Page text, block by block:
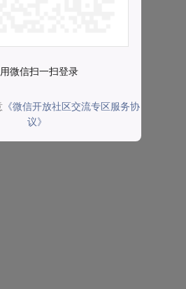
微信扫一扫登录
《微信开放社区交流专区服务协
议》